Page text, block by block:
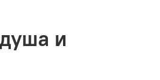
и